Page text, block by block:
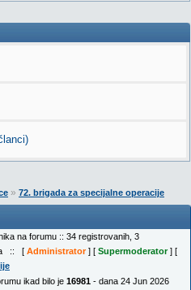
» 72. brigada za specijalne operacije
na forumu :: 34 registrovanih, 3
:: [ Administrator] [ Supermoderator] [
ikad bilo je 16981 - dana 24 Jun 2026